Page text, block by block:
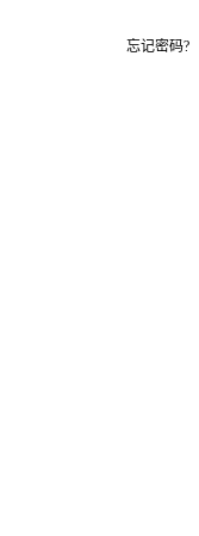
忘记密码?